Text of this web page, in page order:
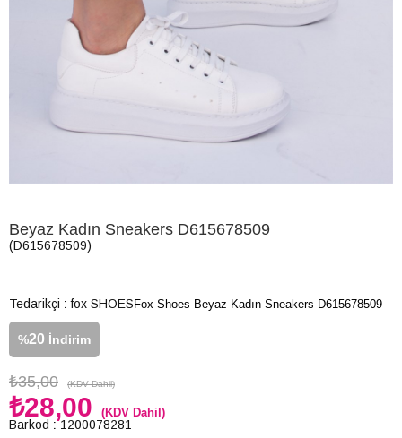
Beyaz Kadın Sneakers D615678509
(D615678509)
Tedarikçi : fox SHOES
%20 İndirim
₺35,00 (KDV Dahil)
₺28,00 (KDV Dahil)
Barkod : 1200078281
Fox Shoes Beyaz Kadın Sneakers D615678509